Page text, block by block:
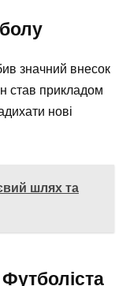
значний внесок
став прикладом
нові
шлях та